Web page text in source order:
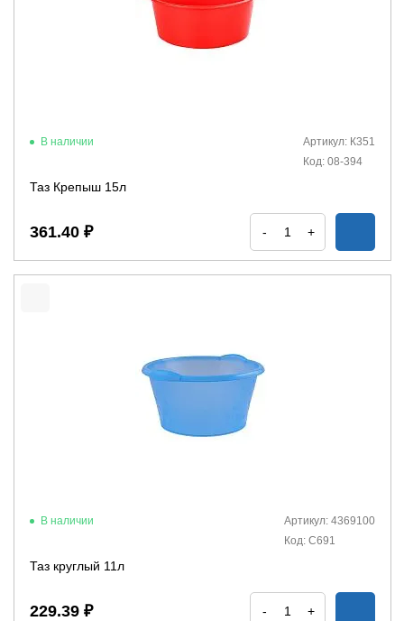
В наличии
Артикул: К351
Код: 08-394
Таз Крепыш 15л
361.40 ₽ - +
В наличии
Артикул: 4369100
Код: С691
Таз круглый 11л
229.39 ₽ - +